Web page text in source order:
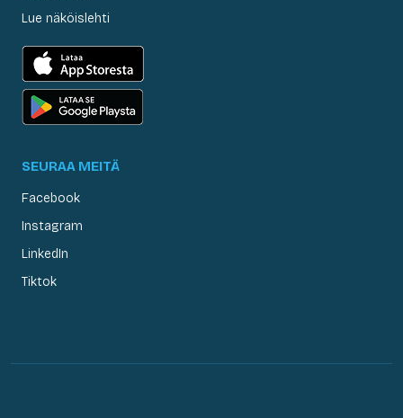
Lue näköislehti
SEURAA MEITÄ
Facebook
Instagram
LinkedIn
Tiktok